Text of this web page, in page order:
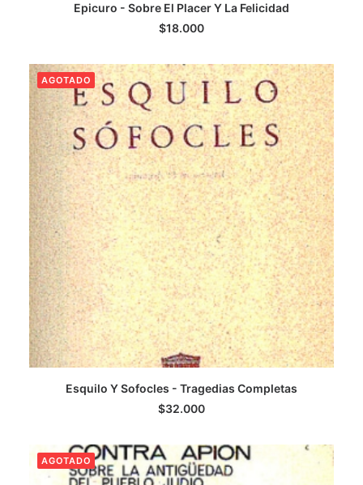
LEER MÁS
Epicuro - Sobre El Placer Y La Felicidad
$18.000
AGOTADO
LEER MÁS
Esquilo Y Sofocles - Tragedias Completas
$32.000
AGOTADO